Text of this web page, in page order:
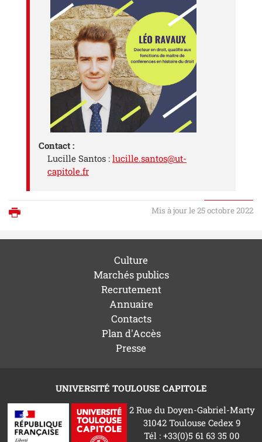
Contact :
Lucille Santos : lucille.santos@ut-
capitole.fr
Mis à jour le 25 octobre 2022
Culture
Marchés publics
Recrutement
Annuaire
Contacts
Plan d'Accès
Presse
UNIVERSITÉ TOULOUSE CAPITOLE
2 Rue du Doyen-Gabriel-Marty
31042 Toulouse Cedex 9
Tél : +33(0)5 61 63 35 00